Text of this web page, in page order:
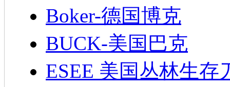
Boker-德国博克
BUCK-美国巴克
ESEE 美国丛林生存